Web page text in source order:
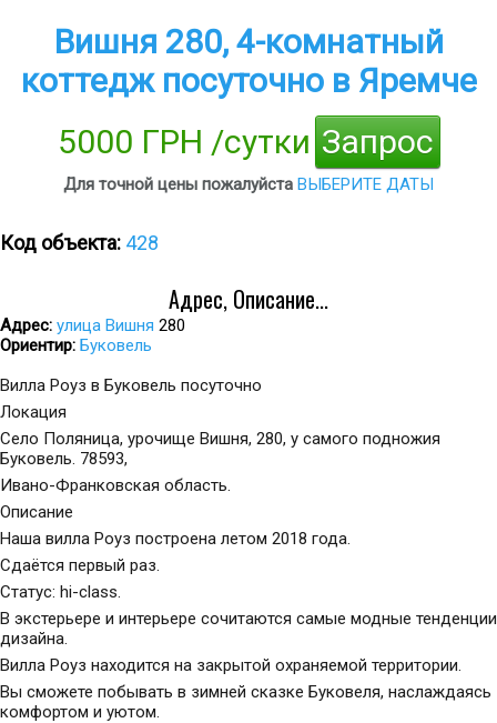
Вишня 280, 4-комнатный
коттедж посуточно в Яремче
5000 ГРН /сутки Запрос
Для точной цены пожалуйста ВЫБЕРИТЕ ДАТЫ
Код объекта: 428
Адрес, Описание...
Адрес: улица Вишня 280
Ориентир: Буковель
Вилла Роуз в Буковель посуточно
Локация
Село Поляница, урочище Вишня, 280, у самого подножия
Буковель. 78593,
Ивано-Франковская область.
Описание
Наша вилла Роуз построена летом 2018 года.
Сдаётся первый раз.
Статус: hi-class.
В экстерьере и интерьере сочитаются самые модные тенденции
дизайна.
Вилла Роуз находится на закрытой охраняемой территории.
Вы сможете побывать в зимней сказке Буковеля, наслаждаясь
комфортом и уютом.